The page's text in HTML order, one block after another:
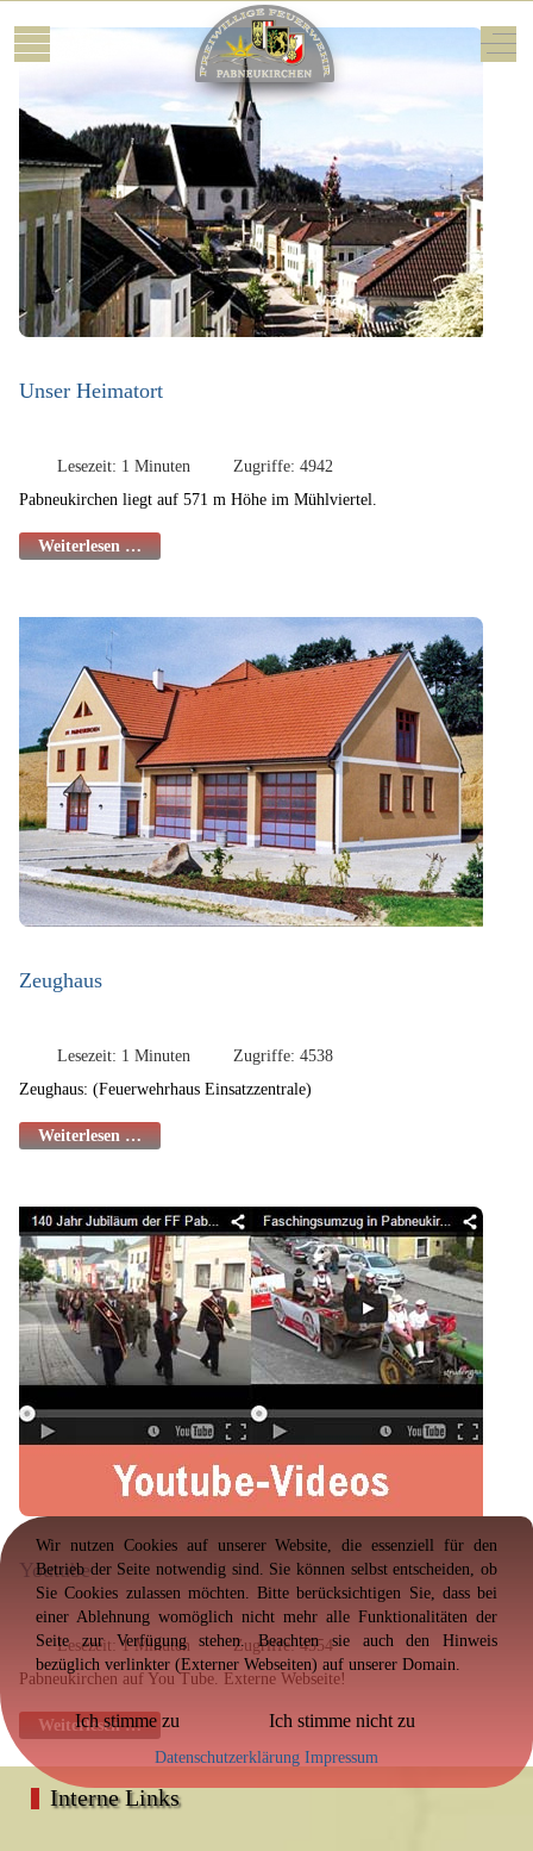
Mobile Menu Toggle Off-
Unser Heimatort
Lesezeit: 1 Minuten Zugriffe: 4942
Pabneukirchen liegt auf 571 m Höhe im Mühlviertel.
Weiterlesen …
Zeughaus
Lesezeit: 1 Minuten Zugriffe: 4538
Zeughaus: (Feuerwehrhaus Einsatzzentrale)
Weiterlesen …
Youtube
Lesezeit: 1 Minuten Zugriffe: 4554
Pabneukirchen auf You Tube. Externe Webseite!
Weiterlesen …
Interne Links
Wir nutzen Cookies auf unserer Website, die essenziell für den
Betrieb der Seite notwendig sind. Sie können selbst entscheiden, ob
Sie Cookies zulassen möchten. Bitte berücksichtigen Sie, dass bei
einer Ablehnung womöglich nicht mehr alle Funktionalitäten der
Seite zur Verfügung stehen. Beachten sie auch den Hinweis
bezüglich verlinkter (Externer Webseiten) auf unserer Domain.
Ich stimme zu Ich stimme nicht zu
Datenschutzerklärung Impressum